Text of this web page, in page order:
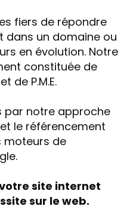
fiers de répondre
dans un domaine ou
en évolution. Notre
constituée de
de P.M.E.
par notre approche
le référencement
moteurs de
site internet
sur le web.